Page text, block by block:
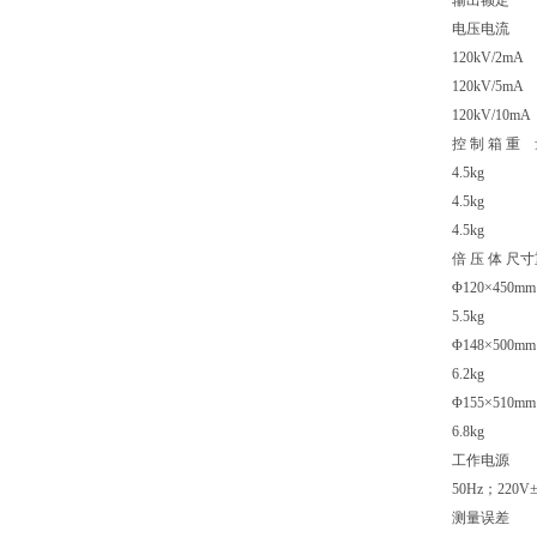
电压电流
120kV/2mA
120kV/5mA
120kV/10mA
控 制 箱 重
4.5kg
4.5kg
4.5kg
倍 压 体 尺
Φ120×450mm
5.5kg
Φ148×500mm
6.2kg
Φ155×510mm
6.8kg
工作电源
50Hz；
测量误差